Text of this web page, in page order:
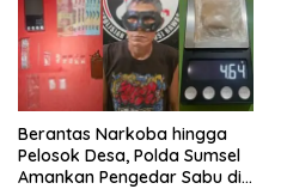
Berantas Narkoba hingga
Pelosok Desa, Polda Sumsel
Amankan Pengedar Sabu di